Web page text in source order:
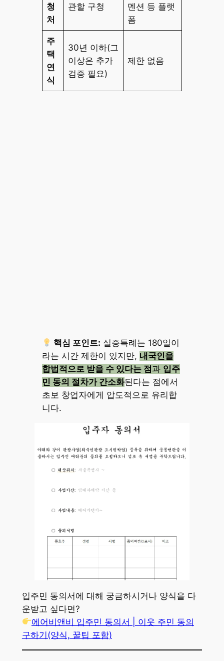
청
처
관할 구청
멘션 등 플랫
폼
주
택
연
식
30년 이하(그
이상은 추가
검증 필요)
제한 없음
핵심 포인트: 실증특례는 180일이
라는 시간 제한이 있지만, 내국인을
합법적으로 받을 수 있다는 점 과 입주
민 동의 절차가 간소화된다는 점에서
초보 창업자에게 압도적으로 유리합
니다.
입주민 동의서에 대해 궁금하시거나 양식을 다
운받고 싶다면?
에어비앤비 입주민 동의서 | 이웃 주민 동의
구하기(양식, 꿀팁 포함)